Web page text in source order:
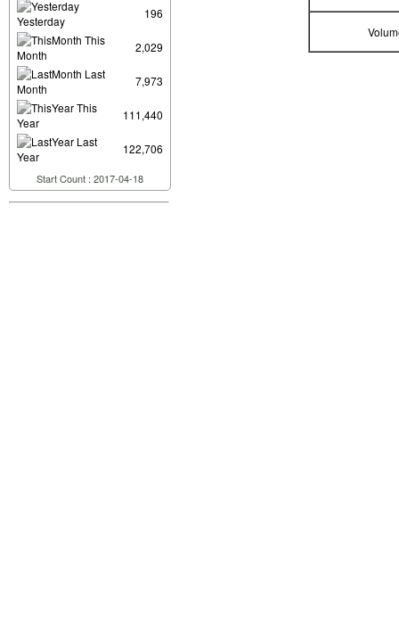
Yesterday
196
This
Month
2,029
Last
Month
7,973
This
Year
111,440
Last
Year
122,706
Start Count : 2017-04-18